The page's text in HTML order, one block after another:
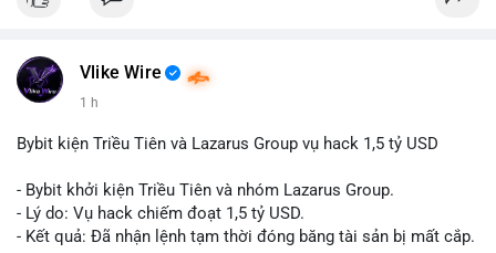
Vlike Wire
1 h
Bybit kiện Triều Tiên và Lazarus Group vụ hack 1,5 tỷ USD
- Bybit khởi kiện Triều Tiên và nhóm Lazarus Group.
- Lý do: Vụ hack chiếm đoạt 1,5 tỷ USD.
- Kết quả: Đã nhận lệnh tạm thời đóng băng tài sản bị mất cắp.